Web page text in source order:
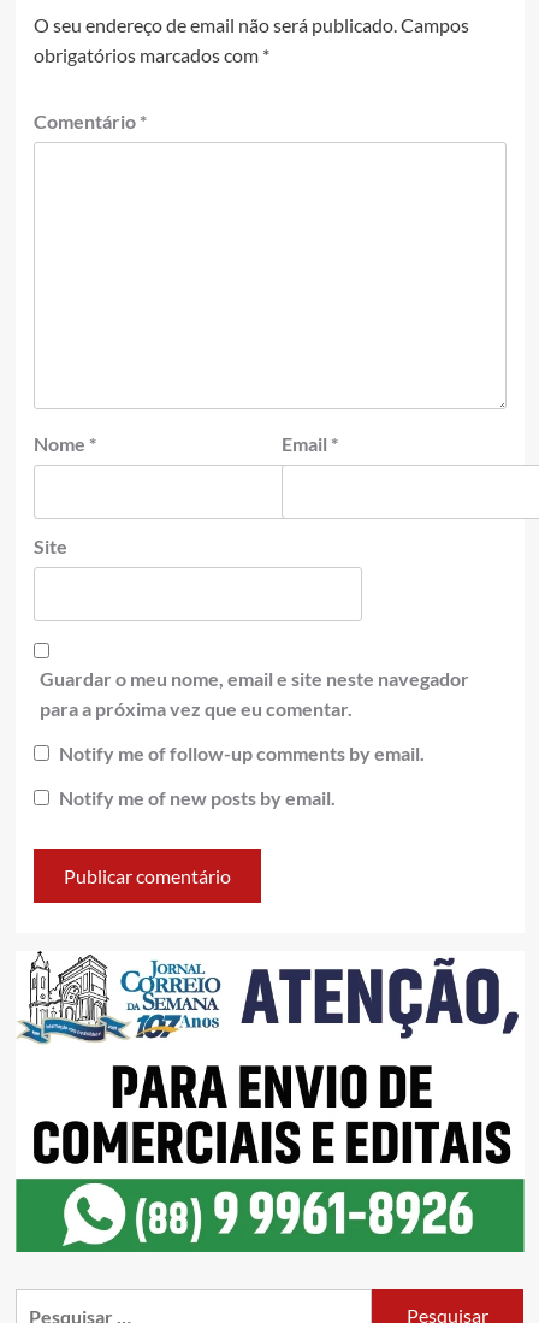
O seu endereço de email não será publicado. Campos
obrigatórios marcados com *
Comentário *
Nome * Email *
Site
Guardar o meu nome, email e site neste navegador
para a próxima vez que eu comentar.
Notify me of follow-up comments by email.
Notify me of new posts by email.